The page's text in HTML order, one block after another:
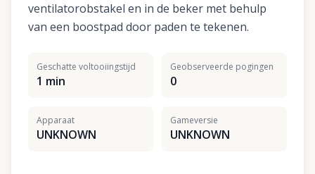
ventilatorobstakel en in de beker met behulp
van een boostpad door paden te tekenen.
Geschatte voltooiingstijd
1 min
Geobserveerde pogingen
0
Apparaat
UNKNOWN
Gameversie
UNKNOWN